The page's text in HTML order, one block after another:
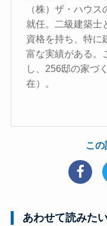
（株）ザ・ハウ
就任。二級建築士
資格を持ち、特に
富な実績がある。
し、256邸の家づ
在）。
こ
あわせて読みた